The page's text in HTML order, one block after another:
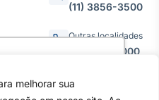
site e
melhorar sua
(11) 3856-3500
Outras localidades
0800.011.3000